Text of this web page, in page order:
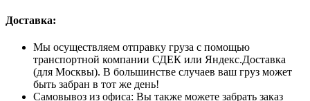
Доставка:
Мы осуществляем отправку груза с помощью
транспортной компании СДЕК или Яндекс.Доставка
(для Москвы). В большинстве случаев ваш груз может
быть забран в тот же день!
Самовывоз из офиса: Вы также можете забрать заказ